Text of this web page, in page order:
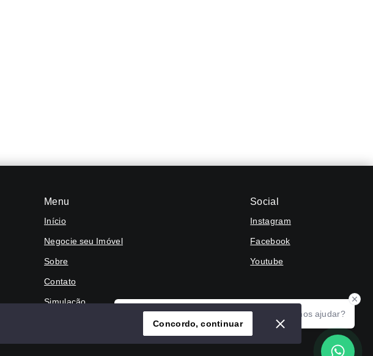
Olá! Agradecemos seu contato, como podemos ajudar?
Menu
Início
Negocie seu Imóvel
Sobre
Contato
Simulação
Social
Instagram
Facebook
Youtube
Concordo, continuar